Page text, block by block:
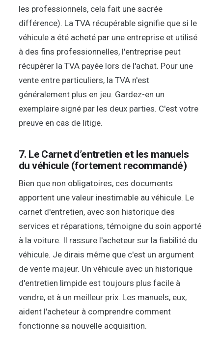
les professionnels, cela fait une sacrée
différence). La TVA récupérable signifie que si le
véhicule a été acheté par une entreprise et utilisé
à des fins professionnelles, l'entreprise peut
récupérer la TVA payée lors de l'achat. Pour une
vente entre particuliers, la TVA n'est
généralement plus en jeu. Gardez-en un
exemplaire signé par les deux parties. C'est votre
preuve en cas de litige.
7. Le Carnet d’entretien et les manuels
du véhicule (fortement recommandé)
Bien que non obligatoires, ces documents
apportent une valeur inestimable au véhicule. Le
carnet d'entretien, avec son historique des
services et réparations, témoigne du soin apporté
à la voiture. Il rassure l'acheteur sur la fiabilité du
véhicule. Je dirais même que c'est un argument
de vente majeur. Un véhicule avec un historique
d'entretien limpide est toujours plus facile à
vendre, et à un meilleur prix. Les manuels, eux,
aident l'acheteur à comprendre comment
fonctionne sa nouvelle acquisition.